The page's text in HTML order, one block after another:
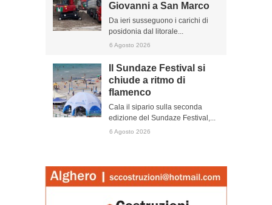
Giovanni a San Marco
Da ieri susseguono i carichi di
posidonia dal litorale...
6 Agosto 2026
Il Sundaze Festival si
chiude a ritmo di
flamenco
Cala il sipario sulla seconda
edizione del Sundaze Festival,...
6 Agosto 2026